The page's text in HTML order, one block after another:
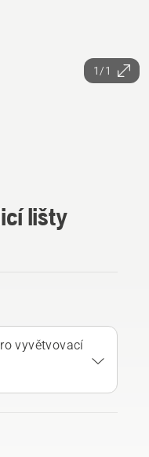
1/1
lišty
vyvětvovací